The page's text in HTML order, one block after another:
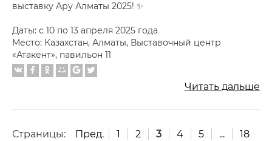
выставку Ару Алматы 2025! ✨
Даты: с 10 по 13 апреля 2025 года
Место: Казахстан, Алматы, Выставочный центр
«Атакент», павильон 11
Читать дальше
Страницы: Пред. 1 2 3 4 5 ... 18